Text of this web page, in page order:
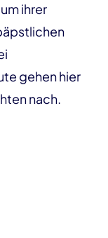
ihrer
gehen hier
nach.